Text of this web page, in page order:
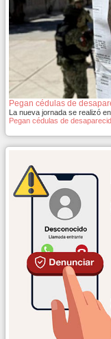
Pegan cédulas de
La nueva jornada se realizó
Pegan cédulas de